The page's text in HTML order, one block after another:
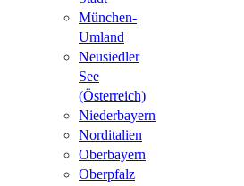
München-
Umland
Neusiedler
See
(Österreich)
Niederbayern
Norditalien
Oberbayern
Oberpfalz